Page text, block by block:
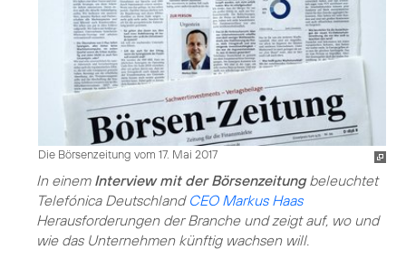
Die Börsenzeitung vom 17. Mai 2017
In einem Interview mit der Börsenzeitungbeleuchtet
Telefónica Deutschland CEO Markus Haas
Herausforderungen der Branche und zeigt auf, wo und
wie das Unternehmen künftig wachsen will.